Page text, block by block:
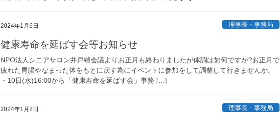
2024年1月6日 理事長・事務局
健康寿命を延ばす会等お知らせ
NPO法人シニアサロン井戸端会議よりお正月も終わりましたが体調は如何ですか?お正月で
疲れた胃腸やなまった体をもとに戻す為にイベントに参加をして調整して行きませんか。
・10日(水)16:00から「健康寿命を延ばす会」事務 […]
2024年1月2日 理事長・事務局